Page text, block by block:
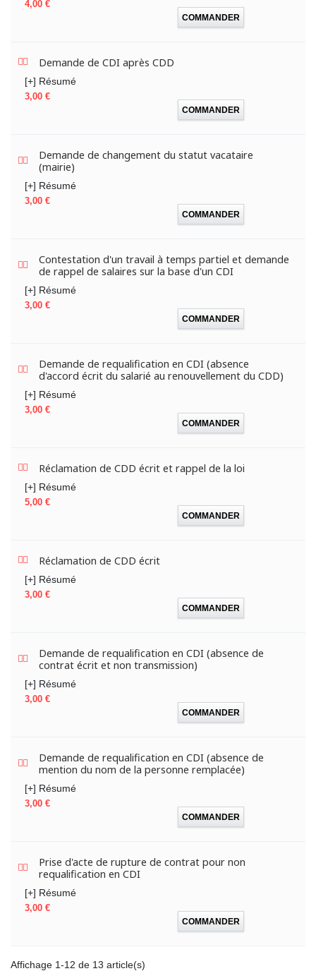
Prix
4,00 €
COMMANDER
Demande de CDI après CDD
[+] Résumé
Prix
3,00 €
COMMANDER
Demande de changement du statut vacataire
(mairie)
[+] Résumé
Prix
3,00 €
COMMANDER
Contestation d'un travail à temps partiel et demande
de rappel de salaires sur la base d'un CDI
[+] Résumé
Prix
3,00 €
COMMANDER
Demande de requalification en CDI (absence
d'accord écrit du salarié au renouvellement du CDD)
[+] Résumé
Prix
3,00 €
COMMANDER
Réclamation de CDD écrit et rappel de la loi
[+] Résumé
Prix
5,00 €
COMMANDER
Réclamation de CDD écrit
[+] Résumé
Prix
3,00 €
COMMANDER
Demande de requalification en CDI (absence de
contrat écrit et non transmission)
[+] Résumé
Prix
3,00 €
COMMANDER
Demande de requalification en CDI (absence de
mention du nom de la personne remplacée)
[+] Résumé
Prix
3,00 €
COMMANDER
Prise d'acte de rupture de contrat pour non
requalification en CDI
[+] Résumé
Prix
3,00 €
COMMANDER
Affichage 1-12 de 13 article(s)